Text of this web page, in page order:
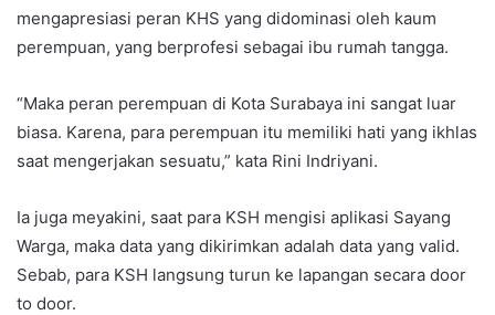
mengapresiasi peran KHS yang didominasi oleh kaum
perempuan, yang berprofesi sebagai ibu rumah tangga.
“Maka peran perempuan di Kota Surabaya ini sangat luar
biasa. Karena, para perempuan itu memiliki hati yang ikhlas
saat mengerjakan sesuatu,” kata Rini Indriyani.
Ia juga meyakini, saat para KSH mengisi aplikasi Sayang
Warga, maka data yang dikirimkan adalah data yang valid.
Sebab, para KSH langsung turun ke lapangan secara door
to door.